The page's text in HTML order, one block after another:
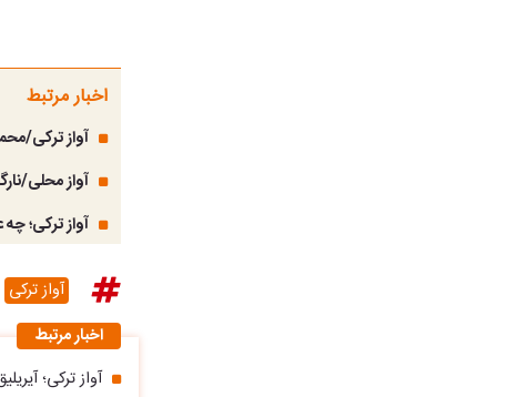
اخبار مرتبط
آواز ترکی/
آواز محلی/
آواز ترکی؛
آواز ترکی
اخبار مرتبط
آواز ترکی؛